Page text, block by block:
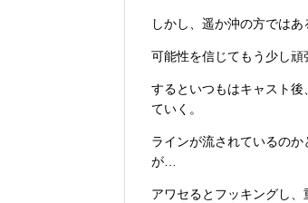
しかし、遥か沖の方ではあ
可能性を信じてもう少し頑
するといつもはキャスト
ていく。
ラインが流されているの
が…
アワセるとフッキングし、